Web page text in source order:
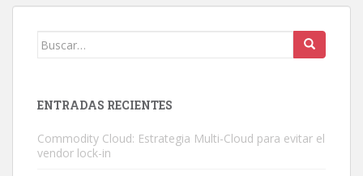
Buscar:
ENTRADAS RECIENTES
Commodity Cloud: Estrategia Multi-Cloud para evitar el
vendor lock-in